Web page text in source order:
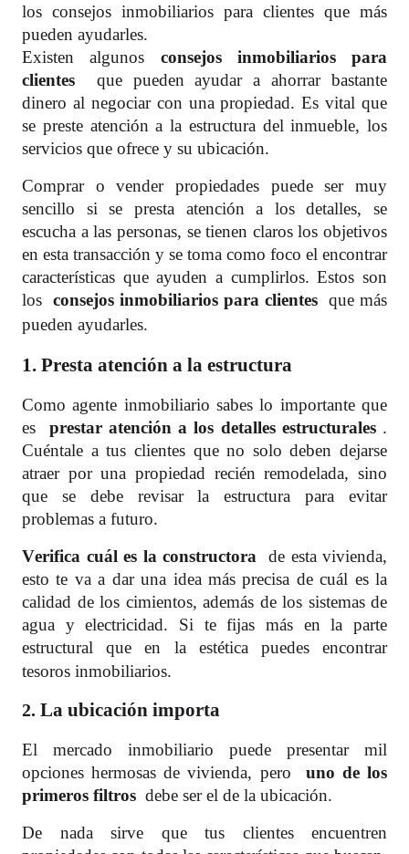
los consejos inmobiliarios para clientes que más
pueden ayudarles.
Existen algunos consejos
inmobiliarios para
clientes que pueden ayudar a ahorrar bastante
dinero al negociar con una propiedad. Es vital que
se preste atención a la estructura del inmueble, los
servicios que ofrece y su ubicación.
Comprar o vender propiedades puede ser muy
sencillo si se presta atención a los detalles, se
escucha a las personas, se tienen claros los objetivos
en esta transacción y se toma como foco el encontrar
características que ayuden a cumplirlos. Estos son
los consejos inmobiliarios para clientes que más
pueden ayudarles.
1. Presta atención a la estructura
Como agente inmobiliario sabes lo importante que
es prestar atención a los detalles estructurales .
Cuéntale a tus clientes que no solo deben dejarse
atraer por una propiedad recién remodelada, sino
que se debe revisar la estructura para evitar
problemas a futuro.
Verifica cuál es la constructora
de esta vivienda,
esto te va a dar una idea más precisa de cuál es la
calidad de los cimientos, además de los sistemas de
agua y electricidad. Si te fijas más en la parte
estructural que en la estética puedes encontrar
tesoros inmobiliarios.
2. La ubicación importa
El mercado inmobiliario puede presentar mil
opciones hermosas de vivienda, pero uno de los
primeros filtros debe ser el de la ubicación.
De nada sirve que tus clientes encuentren